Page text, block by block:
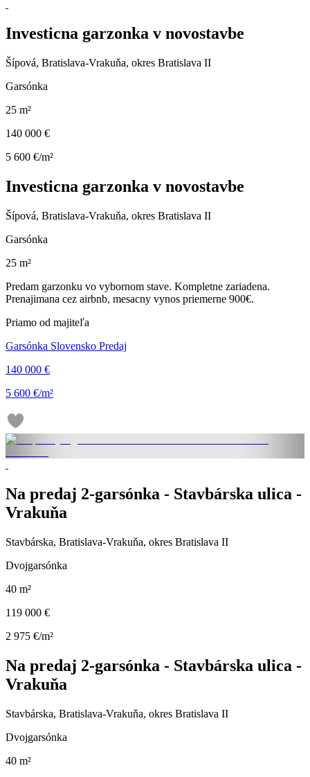
Investicna garzonka v novostavbe
Šípová, Bratislava-Vrakuňa, okres Bratislava II
Garsónka
25 m²
140 000 €
5 600 €/m²
Investicna garzonka v novostavbe
Šípová, Bratislava-Vrakuňa, okres Bratislava II
Garsónka
25 m²
Predam garzonku vo vybornom stave. Kompletne zariadena.
Prenajimana cez airbnb, mesacny vynos priemerne 900€.
Priamo od majiteľa
Garsónka Slovensko Predaj
140 000 €
5 600 €/m²
Na predaj 2-garsónka - Stavbárska ulica -
Vrakuňa
Stavbárska, Bratislava-Vrakuňa, okres Bratislava II
Dvojgarsónka
40 m²
119 000 €
2 975 €/m²
Na predaj 2-garsónka - Stavbárska ulica -
Vrakuňa
Stavbárska, Bratislava-Vrakuňa, okres Bratislava II
Dvojgarsónka
40 m²